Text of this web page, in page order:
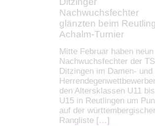
Nachwuchsfechter
glänzten beim
Achalm-Turnier
Mitte Februar haben neun
Nachwuchsfechter der
Ditzingen im Damen- und
den Altersklassen U11 bis
U15 in Reutlingen um
auf der
Rangliste […]